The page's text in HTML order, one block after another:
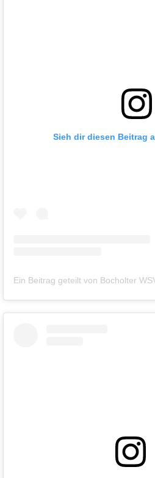
Sieh dir diesen Beitrag